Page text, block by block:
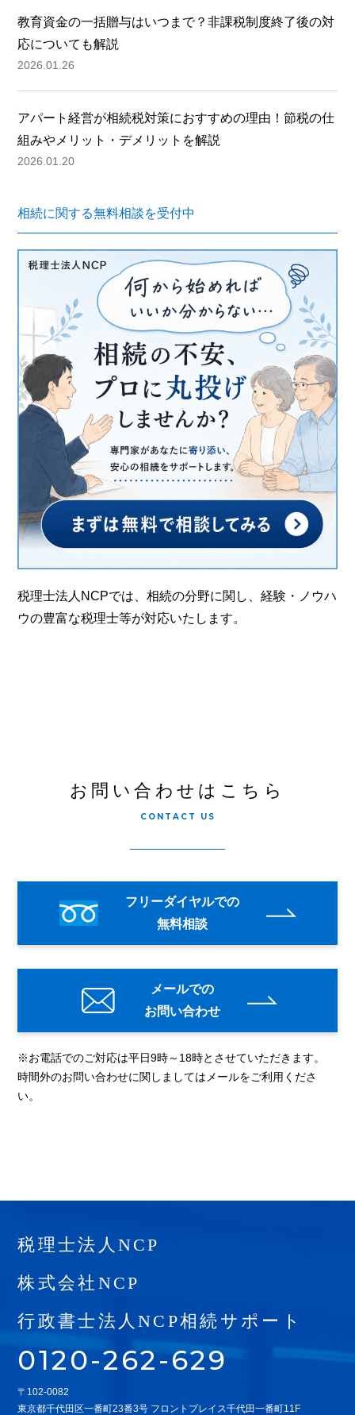
教育資金の一括贈与はいつまで？非課税制度終了後の対
応についても解説
2026.01.26
アパート経営が相続税対策におすすめの理由！節税の仕
組みやメリット・デメリットを解説
2026.01.20
相続に関する無料相談を受付中
税理士法人NCPでは、相続の分野に関し、経験・ノウハ
ウの豊富な税理士等が対応いたします。
お問い合わせはこちら
CONTACT US
フリーダイヤルでの
無料相談
メールでの
お問い合わせ
※お電話でのご対応は平日9時～18時とさせていただきます。
時間外のお問い合わせに関しましてはメールをご利用くださ
い。
税理士法人NCP
株式会社NCP
行政書士法人NCP相続サポート
0120-262-629
〒102-0082
東京都千代田区一番町23番3号 フロントプレイス千代田一番町11F